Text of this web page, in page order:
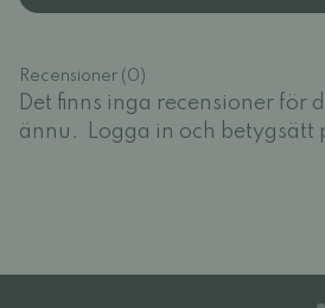
Recensioner (0)
Det finns inga recensioner för
ännu.
Logga in och betygsätt